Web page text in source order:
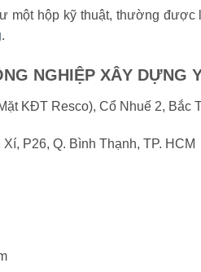
một hộp kỹ thuật, thường
.
NGHIỆP XÂY DỰNG
KĐT Resco), Cổ Nhuế 2, Bắc
P26, Q. Bình Thạnh, TP. HCM